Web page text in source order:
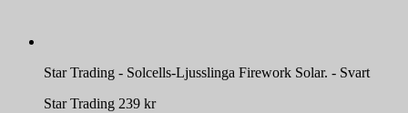
Star Trading - Solcells-Ljusslinga Firework Solar. - Svart
Star Trading 239 kr